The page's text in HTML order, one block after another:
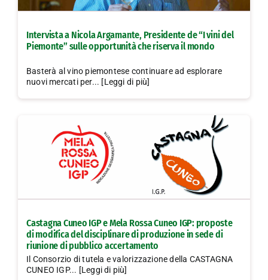
Intervista a Nicola Argamante, Presidente de “I vini del
Piemonte” sulle opportunità che riserva il mondo
Basterà al vino piemontese continuare ad esplorare
nuovi mercati per... [Leggi di più]
Castagna Cuneo IGP e Mela Rossa Cuneo IGP: proposte
di modifica del disciplinare di produzione in sede di
riunione di pubblico accertamento
Il Consorzio di tutela e valorizzazione della CASTAGNA
CUNEO IGP... [Leggi di più]